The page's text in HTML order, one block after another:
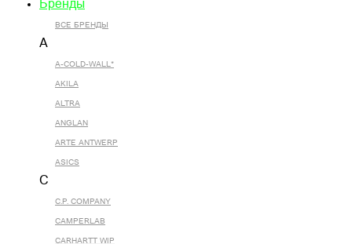
Бренды
ВСЕ БРЕНДЫ
A
A-COLD-WALL*
AKILA
ALTRA
ANGLAN
ARTE ANTWERP
ASICS
C
C.P. COMPANY
CAMPERLAB
CARHARTT WIP